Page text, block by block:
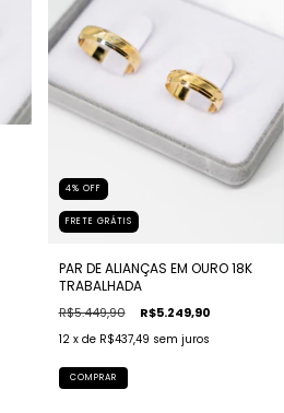
4% OFF
FRETE GRÁTIS
PAR DE ALIANÇAS EM OURO 18K
TRABALHADA
R$5.449,90 R$5.249,90
12 x de R$437,49 sem juros
COMPRAR